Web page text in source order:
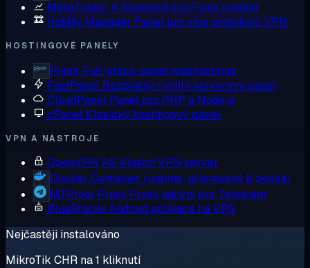
MetaTrader 4 Standard pro Forex trading
Hiddify Manager Panel pro více protokolů VPN
HOSTINGOVÉ PANELY
Plesk Full-stack panel webhostingu
FastPanel Bezplatný rychlý serverový panel
CloudPanel Panel pro PHP a Node.js
cPanel Klasický hostingový panel
VPN A NÁSTROJE
OpenVPN AS Vlastní VPN server
Docker Container runtime, připravený k použití
MTProto Proxy Proxy nativní pro Telegram
BlueStacks Android aplikace na VPS
Nejčastěji instalováno
MikroTik CHR na 1 kliknutí